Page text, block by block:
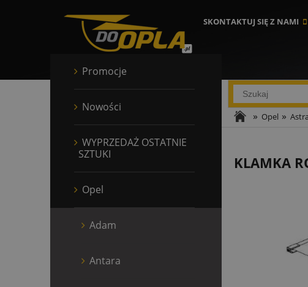
SKONTAKTUJ SIĘ Z NAMI
» Opel » Astra
Promocje
Nowości
WYPRZEDAŻ OSTATNIE
SZTUKI
Opel
Adam
Antara
KLAMKA